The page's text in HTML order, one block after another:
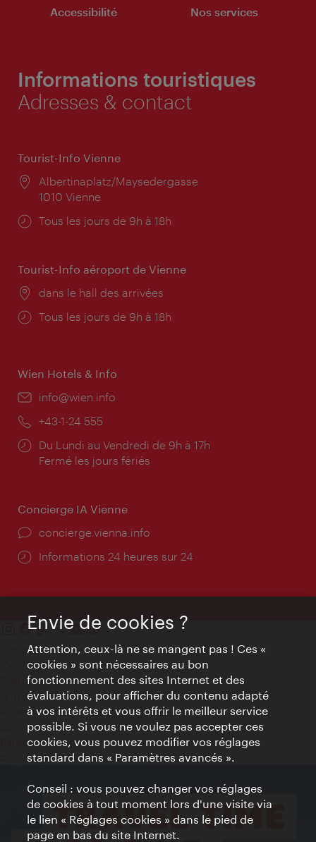
Accessibilité Nos services
Informations touristiques
Adresses & contact
Tourist-Info Vienne
Lieu:
Albertinaplatz/Maysedergasse
1010 Vienne
Horaires
Tous les jours de 9h à 18h
Tourist-Info aéroport de Vienne
Lieu:
dans le hall des arrivées
Horaires
Tous les jours de 9h à 18h
Wien Hotels & Info
E-
info@wien.info
Téléphone:
+43-1-24 555
Horaires
d'ouverture:
Du Lundi au Vendredi de 9h à 17h
Fermé les jours fériés
Concierge IA Vienne
Ort:
concierge.vienna.info
Öffnungszeiten:
Informations 24 heures sur 24
Contact
Mentions obligatoires
Charte sur le respect de la vie privée
Terms of Use
Accessibilité
Contact presse
Paramètres de cookies
© Copyright WienTourismus
Envie de cookies ?
Attention, ceux-là ne se mangent pas ! Ces «
cookies » sont nécessaires au bon
fonctionnement des sites Internet et des
évaluations, pour afficher du contenu adapté
à vos intérêts et vous offrir le meilleur service
possible. Si vous ne voulez pas accepter ces
cookies, vous pouvez modifier vos réglages
standard dans « Paramètres avancés ».
Conseil : vous pouvez changer vos réglages
de cookies à tout moment lors d'une visite via
le lien « Réglages cookies » dans le pied de
page en bas du site Internet.